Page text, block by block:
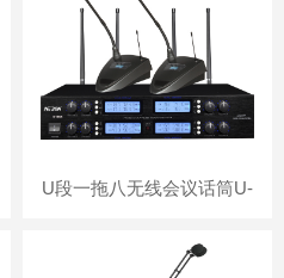
U段一拖八无线会议话筒U-